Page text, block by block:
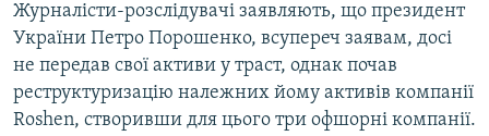
Журналісти-розслідувачі заявляють, що президент
України Петро Порошенко, всупереч заявам, досі
не передав свої активи у траст, однак почав
реструктуризацію належних йому активів компанії
Roshen, створивши для цього три офшорні компанії.